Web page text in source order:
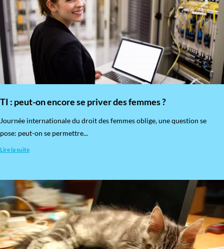
TI : peut-on encore se priver des femmes ?
​Journée internationale du droit des femmes oblige, une question se
pose: peut-on se permettre...
Lire la suite